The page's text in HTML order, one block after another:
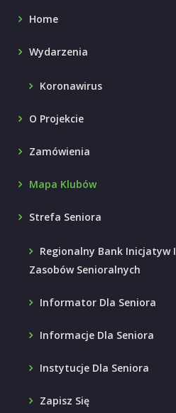
Home
Wydarzenia
Koronawirus
O Projekcie
Zamówienia
Mapa Klubów
Strefa Seniora
Regionalny Bank Inicjatyw I
Zasobów Senioralnych
Informator Dla Seniora
Informacje Dla Seniora
Instytucje Dla Seniora
Zapisz Się